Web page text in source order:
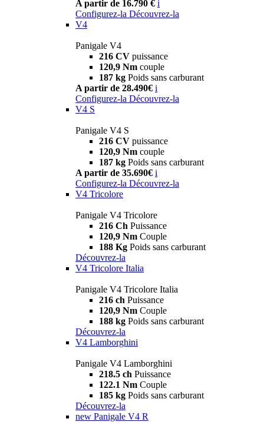
A partir de 16.790 € i
Configurez-la Découvrez-la
V4
Panigale V4
216 CV puissance
120,9 Nm couple
187 kg Poids sans carburant
A partir de 28.490€ i
Configurez-la Découvrez-la
V4 S
Panigale V4 S
216 CV puissance
120,9 Nm couple
187 kg Poids sans carburant
A partir de 35.690€ i
Configurez-la Découvrez-la
V4 Tricolore
Panigale V4 Tricolore
216 Ch Puissance
120,9 Nm Couple
188 Kg Poids sans carburant
Découvrez-la
V4 Tricolore Italia
Panigale V4 Tricolore Italia
216 ch Puissance
120,9 Nm Couple
188 kg Poids sans carburant
Découvrez-la
V4 Lamborghini
Panigale V4 Lamborghini
218.5 ch Puissance
122.1 Nm Couple
185 kg Poids sans carburant
Découvrez-la
new Panigale V4 R